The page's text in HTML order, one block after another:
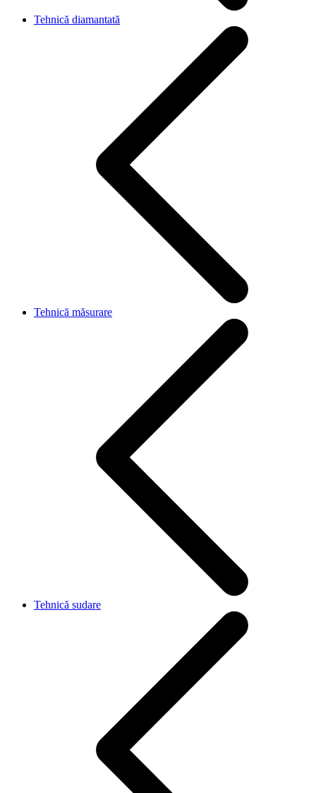
Tehnică diamantată
Tehnică măsurare
Tehnică sudare